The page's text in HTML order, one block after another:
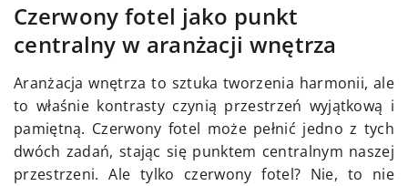
Czerwony fotel jako punkt
centralny w aranżacji wnętrza
Aranżacja wnętrza to sztuka tworzenia harmonii, ale
to właśnie kontrasty czynią przestrzeń wyjątkową i
pamiętną. Czerwony fotel może pełnić jedno z tych
dwóch zadań, stając się punktem centralnym naszej
przestrzeni. Ale tylko czerwony fotel? Nie, to nie